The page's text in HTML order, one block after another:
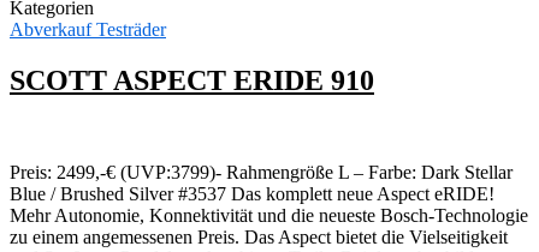
Kategorien
Abverkauf Testräder
SCOTT ASPECT ERIDE 910
Preis: 2499,-€ (UVP:3799)- Rahmengröße L – Farbe: Dark Stellar
Blue / Brushed Silver #3537 Das komplett neue Aspect eRIDE!
Mehr Autonomie, Konnektivität und die neueste Bosch-Technologie
zu einem angemessenen Preis. Das Aspect bietet die Vielseitigkeit